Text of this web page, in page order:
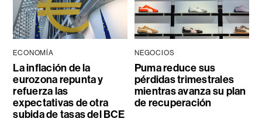
ECONOMÍA
La inflación de la
eurozona repunta y
refuerza las
expectativas de otra
subida de tasas del BCE
NEGOCIOS
Puma reduce sus
pérdidas trimestrales
mientras avanza su plan
de recuperación